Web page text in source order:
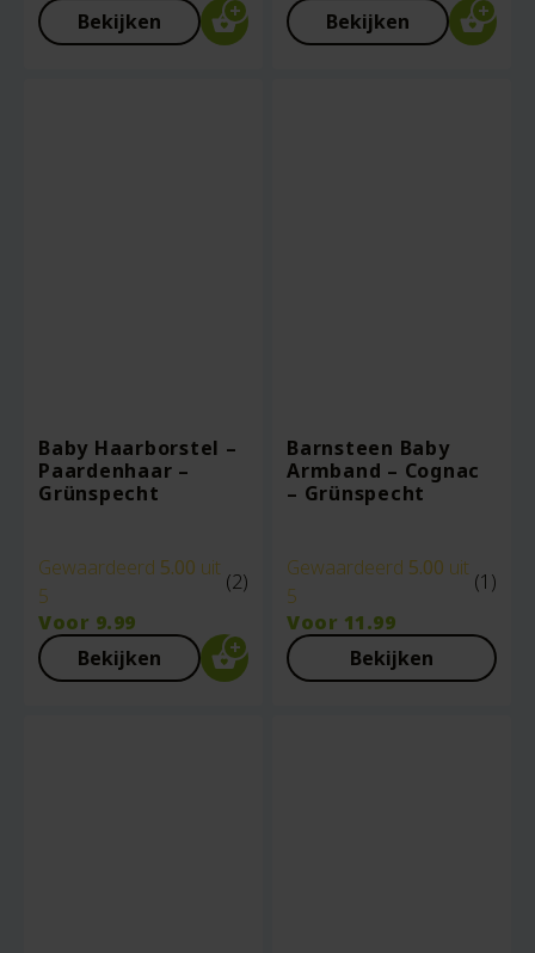
Bekijken
Bekijken
Baby Haarborstel –
Paardenhaar –
Grünspecht
Gewaardeerd 5.00 uit
5
(2)
Voor 9.99
Bekijken
Barnsteen Baby
Armband – Cognac
– Grünspecht
Gewaardeerd 5.00 uit
5
(1)
Voor 11.99
Bekijken